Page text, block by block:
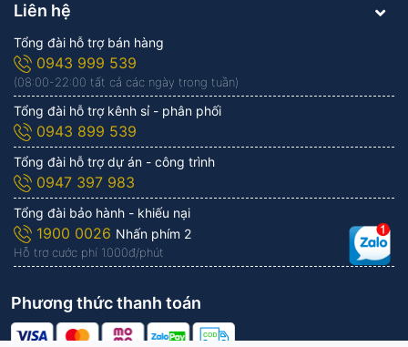
Liên hệ
Tổng đài hỗ trợ bán hàng
0943 999 539
(08:00-22:00 tất cả các ngày trong tuần)
Tổng đài hỗ trợ kênh sỉ - phân phối
0943 899 539
Tổng đài hỗ trợ dự án - công trình
0947 397 983
Tổng đài bảo hành - khiếu nại
1900 0026 Nhấn phím 2
Hỗ trợ cước phí 1.000đ/phút
Phương thức thanh toán